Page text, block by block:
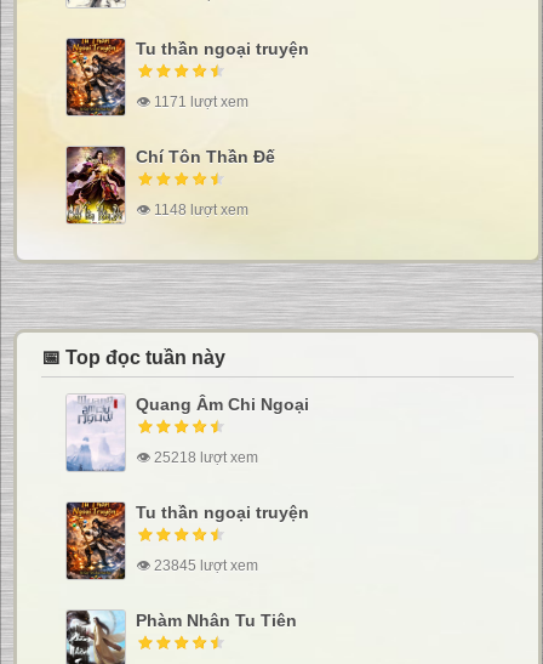
Tu thần ngoại truyện
👁 1171 lượt xem
Chí Tôn Thần Đế
👁 1148 lượt xem
📅 Top đọc tuần này
Quang Âm Chi Ngoại
👁 25218 lượt xem
Tu thần ngoại truyện
👁 23845 lượt xem
Phàm Nhân Tu Tiên